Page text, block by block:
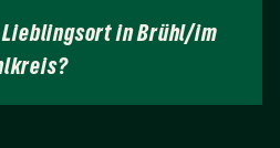
Lieblingsort in Brühl/im